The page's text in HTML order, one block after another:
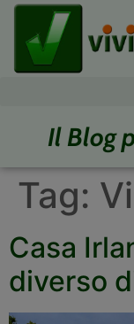
Il Blog
Tag:
Casa
diverso